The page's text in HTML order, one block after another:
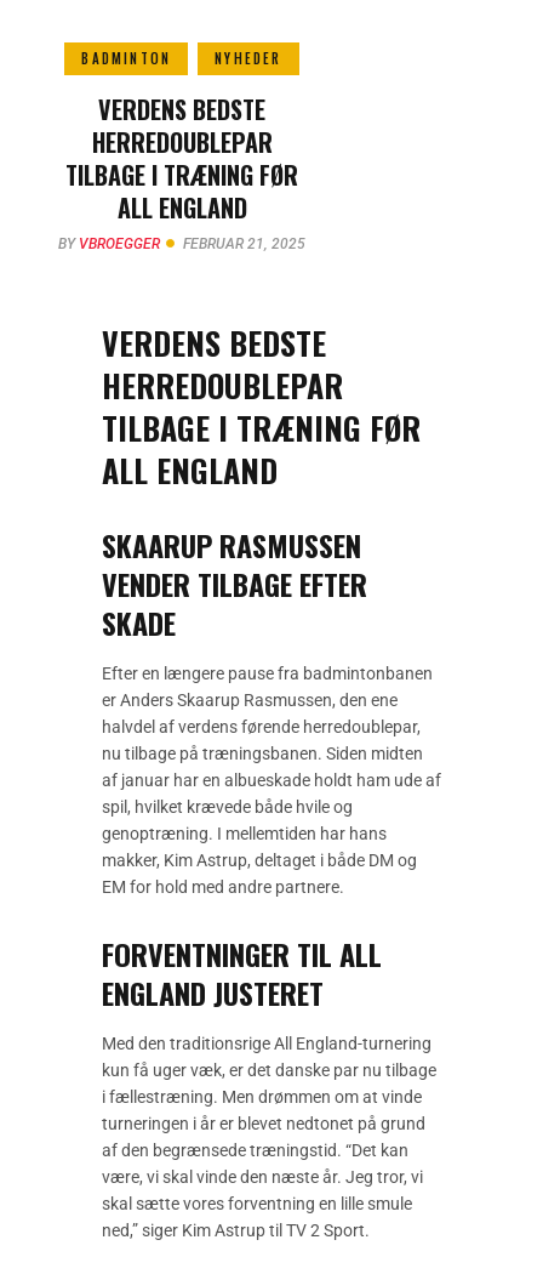
BADMINTON NYHEDER
VERDENS BEDSTE
HERREDOUBLEPAR
TILBAGE I TRÆNING FØR
ALL ENGLAND
BY VBROEGGER FEBRUAR 21, 2025
VERDENS BEDSTE
HERREDOUBLEPAR
TILBAGE I TRÆNING FØR
ALL ENGLAND
SKAARUP RASMUSSEN
VENDER TILBAGE EFTER
SKADE
Efter en længere pause fra badmintonbanen
er Anders Skaarup Rasmussen, den ene
halvdel af verdens førende herredoublepar,
nu tilbage på træningsbanen. Siden midten
af januar har en albueskade holdt ham ude af
spil, hvilket krævede både hvile og
genoptræning. I mellemtiden har hans
makker, Kim Astrup, deltaget i både DM og
EM for hold med andre partnere.
FORVENTNINGER TIL ALL
ENGLAND JUSTERET
Med den traditionsrige All England-turnering
kun få uger væk, er det danske par nu tilbage
i fællestræning. Men drømmen om at vinde
turneringen i år er blevet nedtonet på grund
af den begrænsede træningstid. “Det kan
være, vi skal vinde den næste år. Jeg tror, vi
skal sætte vores forventning en lille smule
ned,” siger Kim Astrup til TV 2 Sport.